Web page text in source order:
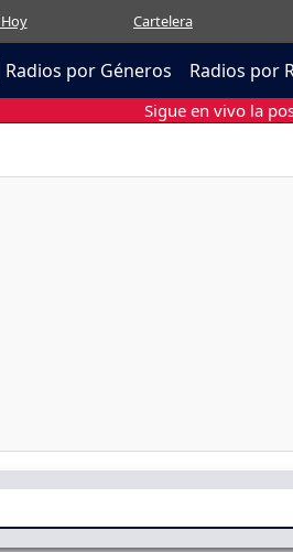
Cartelera
Radios por Géneros Radios por
Sigue en vivo la